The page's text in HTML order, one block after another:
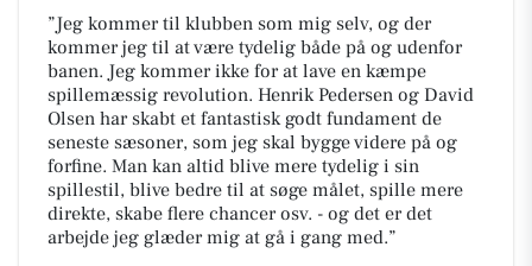
”Jeg kommer til klubben som mig selv, og der
kommer jeg til at være tydelig både på og udenfor
banen. Jeg kommer ikke for at lave en kæmpe
spillemæssig revolution. Henrik Pedersen og David
Olsen har skabt et fantastisk godt fundament de
seneste sæsoner, som jeg skal bygge videre på og
forfine. Man kan altid blive mere tydelig i sin
spillestil, blive bedre til at søge målet, spille mere
direkte, skabe flere chancer osv. - og det er det
arbejde jeg glæder mig at gå i gang med.”